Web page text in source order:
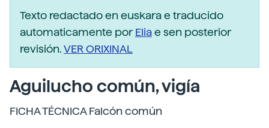
Texto redactado en euskara e traducido
automaticamente porEliae sen posterior
revisión.VER ORIXINAL
Aguilucho común, vigía
FICHA TÉCNICA Falcón común